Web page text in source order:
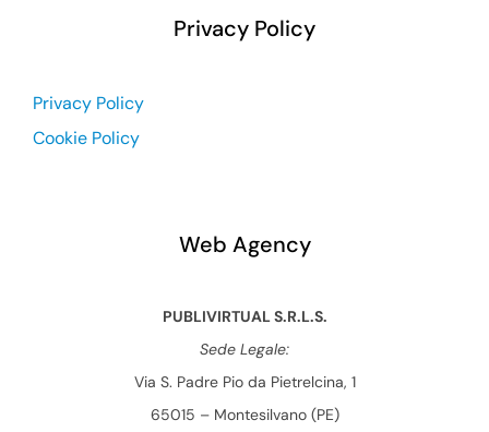
Privacy Policy
Privacy Policy
Cookie Policy
Web Agency
PUBLIVIRTUAL S.R.L.S.
Sede Legale:
Via S. Padre Pio da Pietrelcina, 1
65015 – Montesilvano (PE)